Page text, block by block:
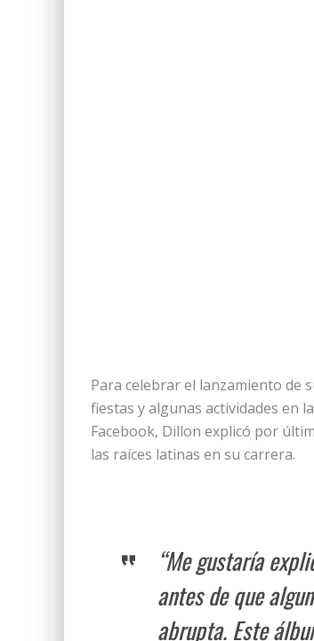
Para celebrar el lanzamiento de
fiestas y algunas actividades en
Facebook, Dillon explicó por
las raíces latinas en su carrera.
“Me gustaría
antes de que
abrupta. Este